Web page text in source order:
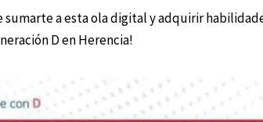
a esta ola digital y adquirir
D en Herencia!